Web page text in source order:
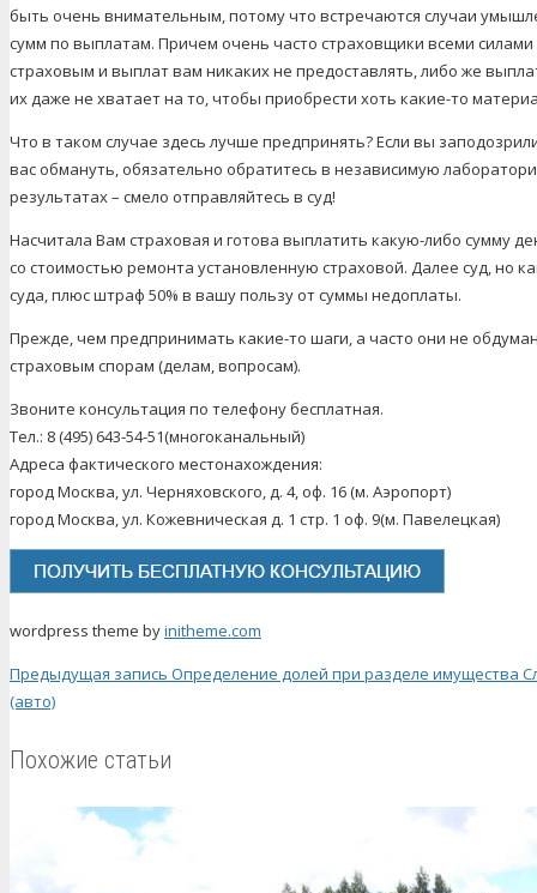
быть очень внимательным, потому что встречаются случаи
сумм по выплатам. Причем очень часто страховщики всеми
страховым и выплат вам никаких не предоставлять, либо же
их даже не хватает на то, чтобы приобрести хоть какие-то
Что в таком случае здесь лучше предпринять? Если вы
вас обмануть, обязательно обратитесь в независимую
результатах – смело отправляйтесь в суд!
Насчитала Вам страховая и готова выплатить какую-либо сумму
со стоимостью ремонта установленную страховой. Далее суд, но
суда, плюс штраф 50% в вашу пользу от суммы недоплаты.
Прежде, чем предпринимать какие-то шаги, а часто они не
страховым спорам (делам, вопросам).
Звоните консультация по телефону бесплатная.
Тел.: 8 (495) 643-54-51(многоканальный)
Адреса фактического местонахождения:
город Москва, ул. Черняховского, д. 4, оф. 16 (м. Аэропорт)
город Москва, ул. Кожевническая д. 1 стр. 1 оф. 9(м. Павелецкая)
wordpress theme byinitheme.com
Предыдущая запись Определение долей при разделе имущества
(авто)
Похожие статьи